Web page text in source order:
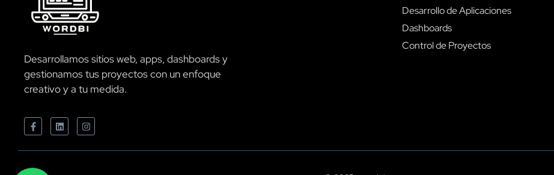
Desarrollamos sitios web, apps, dashboards y
gestionamos tus proyectos con un enfoque
creativo y a tu medida.
Desarrollo de Aplicaciones
Dashboards
Control de Proyectos